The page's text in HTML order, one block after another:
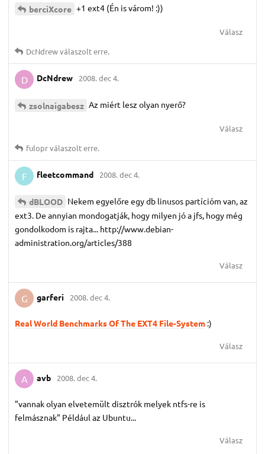
berciXcore +1 ext4 (Én is várom! :))
Válasz
DcNdrewválaszolt erre.
D DcNdrew 2008. dec 4.
zsolnaigabesz Az miért lesz olyan nyerő?
Válasz
fuloprválaszolt erre.
F fleetcommand 2008. dec 4.
dBLOOD Nekem egyelőre egy db linusos partícióm van, az
ext3. De annyian mondogatják, hogy milyen jó a jfs, hogy még
gondolkodom is rajta... http://www.debian-
administration.org/articles/388
Válasz
G garferi 2008. dec 4.
Real World Benchmarks Of The EXT4 File-System :)
Válasz
A avb 2008. dec 4.
"vannak olyan elvetemült disztrók melyek ntfs-re is
felmásznak" Például az Ubuntu...
Válasz